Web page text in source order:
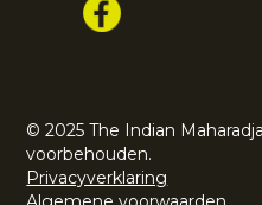
© 2025 The Indian
voorbehouden.
Privacyverklaring